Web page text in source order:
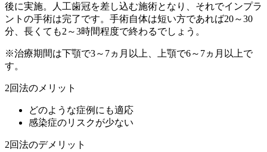
後に実施。人工歯冠を差し込む施術となり、それでインプラ
ントの手術は完了です。手術自体は短い方であれば20～30
分、長くても2～3時間程度で終わるでしょう。
※治療期間は下顎で3～7ヵ月以上、上顎で6～7ヵ月以上で
す。
2回法のメリット
どのような症例にも適応
感染症のリスクが少ない
2回法のデメリット